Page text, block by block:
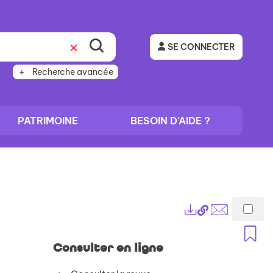
Recherche avancée
SE CONNECTER
PATRIMOINE BESOIN D'AIDE ?
Lien
permanent
(Nouvelle
Envoyer
Consulter en ligne